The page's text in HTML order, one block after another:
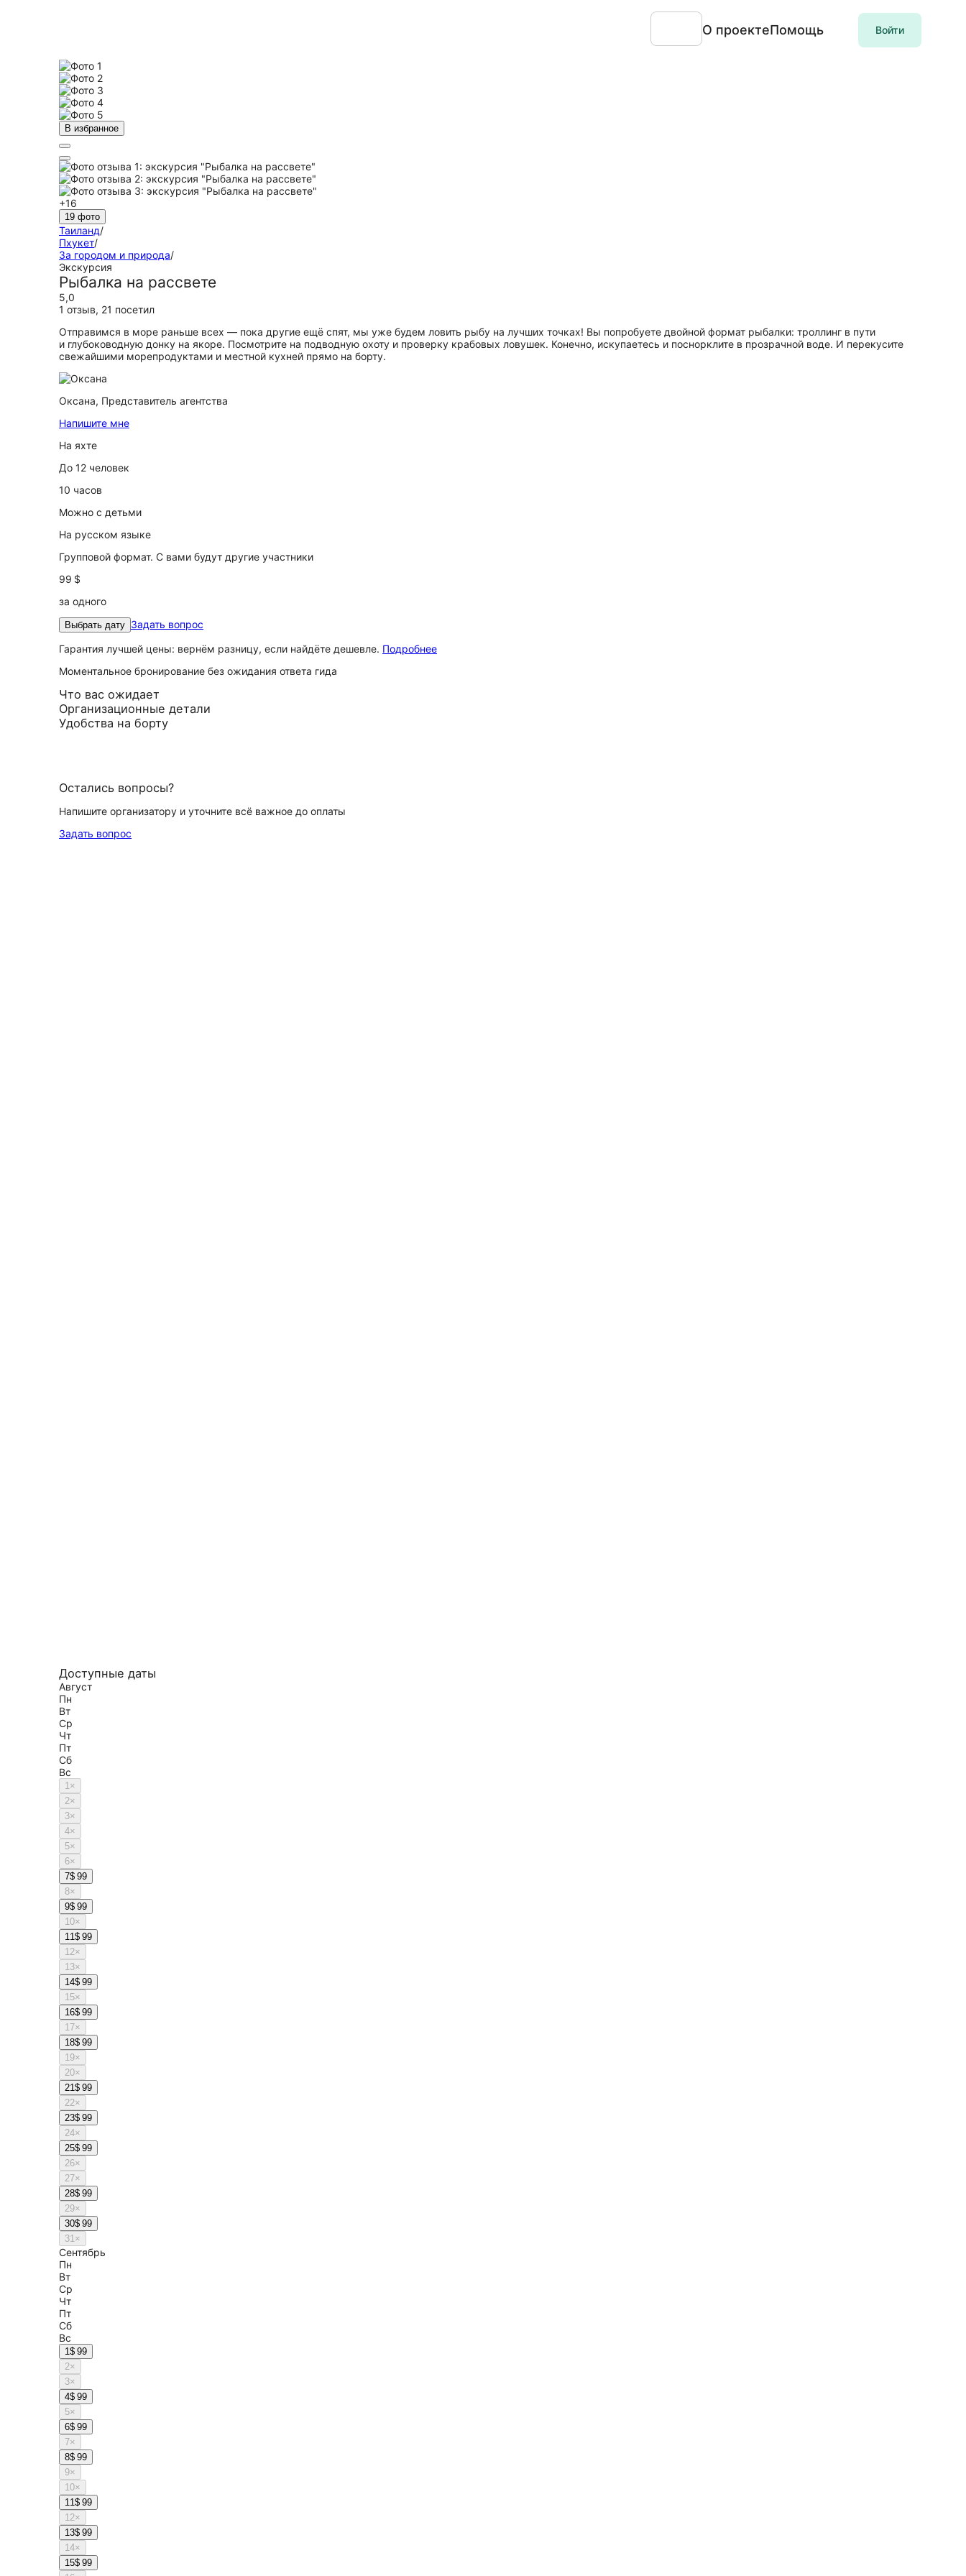
О проектеПомощь Войти
В избранное
+16
19 фото
Таиланд/
Пхукет/
За городом и природа/
Экскурсия
Рыбалка на рассвете
5,0
1 отзыв, 21 посетил
Отправимся в море раньше всех — пока другие ещё спят, мы уже будем ловить рыбу на лучших точках! Вы попробуете двойной формат рыбалки: троллинг в пути
и глубоководную донку на якоре. Посмотрите на подводную охоту и проверку крабовых ловушек. Конечно, искупаетесь и поснорклите в прозрачной воде. И перекусите
свежайшими морепродуктами и местной кухней прямо на борту.
Оксана, Представитель агентства
Напишите мне
На яхте
До 12 человек
10 часов
Можно с детьми
На русском языке
Групповой формат. С вами будут другие участники
99 $
за одного
Выбрать дату Задать вопрос
Гарантия лучшей цены: вернём разницу, если найдёте дешевле. Подробнее
Моментальное бронирование без ожидания ответа гида
Что вас ожидает
Организационные детали
Удобства на борту
Остались вопросы?
Напишите организатору и уточните всё важное до оплаты
Задать вопрос
Доступные даты
Август
Пн
Вт
Ср
Чт
Пт
Сб
Вс
1×
2×
3×
4×
5×
6×
7$ 99
8×
9$ 99
10×
11$ 99
12×
13×
14$ 99
15×
16$ 99
17×
18$ 99
19×
20×
21$ 99
22×
23$ 99
24×
25$ 99
26×
27×
28$ 99
29×
30$ 99
31×
Сентябрь
Пн
Вт
Ср
Чт
Пт
Сб
Вс
1$ 99
2×
3×
4$ 99
5×
6$ 99
7×
8$ 99
9×
10×
11$ 99
12×
13$ 99
14×
15$ 99